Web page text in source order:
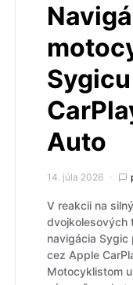
Auto
14. júla 2026
V reakcii na
dvojkolesových
navigácia
cez Apple
Motocyklistom